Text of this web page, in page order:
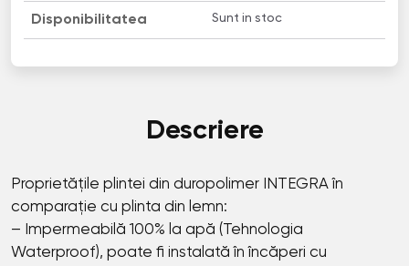
Disponibilitatea Sunt in stoc
Descriere
Proprietățile plintei din duropolimer INТЕGRА în
comparație cu plinta din lemn:
– Impermeabilă 100% la apă (Tehnologia
Waterproof), poate fi instalată în încăperi cu